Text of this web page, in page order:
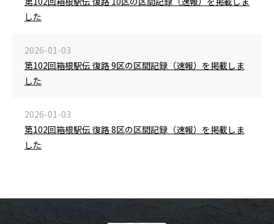
した
2026-01-03
第102回箱根駅伝 復路 9区の区間記録（速報）を掲載しま
した
2026-01-03
第102回箱根駅伝 復路 8区の区間記録（速報）を掲載しま
した